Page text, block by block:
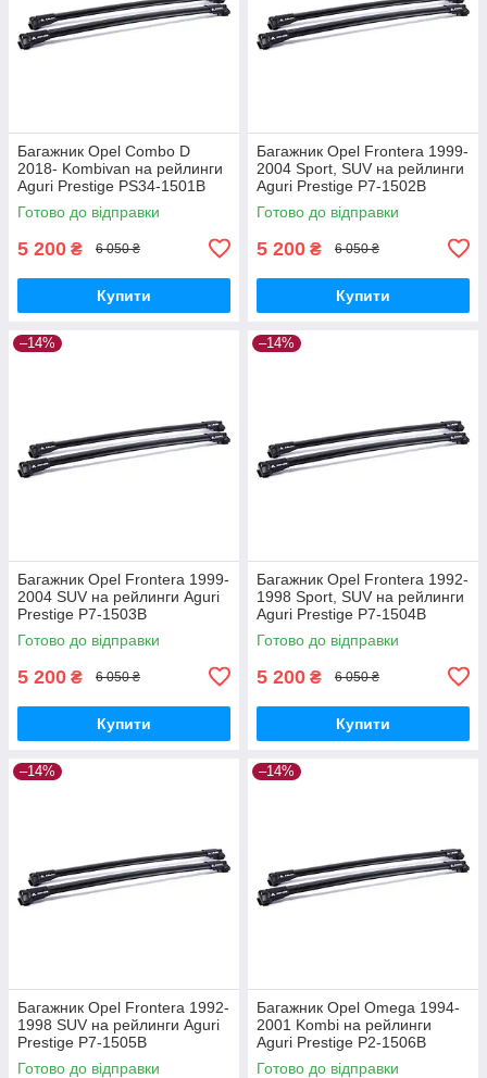
Багажник Opel Combo D
2018- Kombivan на рейлинги
Aguri Prestige PS34-1501B
Готово до відправки
5 200 ₴ 6 050 ₴
Купити
Багажник Opel Frontera 1999-
2004 Sport, SUV на рейлинги
Aguri Prestige P7-1502B
Готово до відправки
5 200 ₴ 6 050 ₴
Купити
–14%
Багажник Opel Frontera 1999-
2004 SUV на рейлинги Aguri
Prestige P7-1503B
Готово до відправки
5 200 ₴ 6 050 ₴
Купити
–14%
Багажник Opel Frontera 1992-
1998 Sport, SUV на рейлинги
Aguri Prestige P7-1504B
Готово до відправки
5 200 ₴ 6 050 ₴
Купити
–14%
Багажник Opel Frontera 1992-
1998 SUV на рейлинги Aguri
Prestige P7-1505B
Готово до відправки
–14%
Багажник Opel Omega 1994-
2001 Kombi на рейлинги
Aguri Prestige P2-1506B
Готово до відправки